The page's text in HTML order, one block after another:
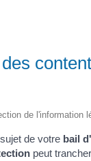
de l'information
de votre bail
peut